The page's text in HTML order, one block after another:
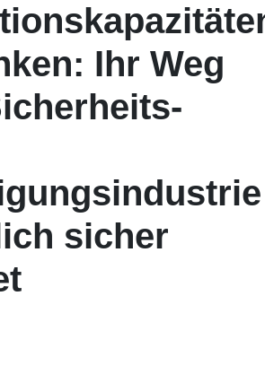
Ihr Weg
sicher